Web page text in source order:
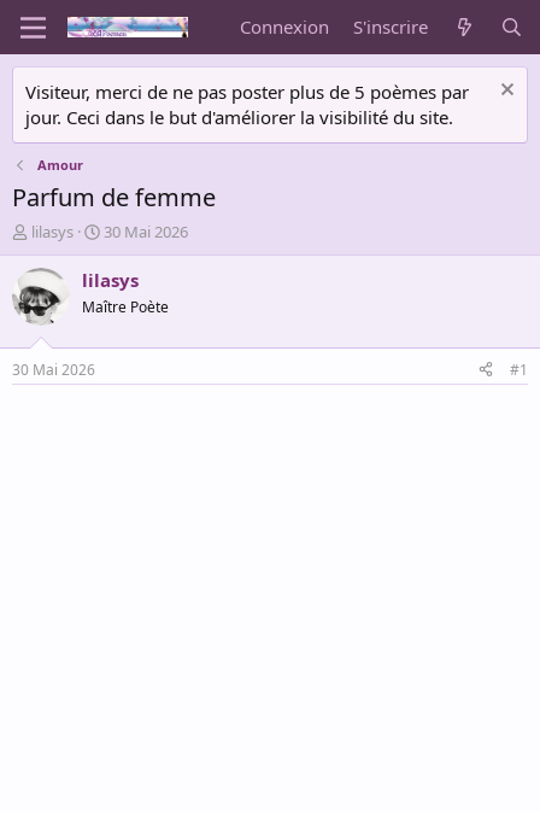
Connexion S'inscrire
Visiteur, merci de ne pas poster plus de 5 poèmes par
jour. Ceci dans le but d'améliorer la visibilité du site.
Amour
Parfum de femme
A
u
t
e
u
r
d
e
lilasys
D
a
t
e
d
é
30 Mai 2026
lilasys
Maître Poète
30 Mai 2026 #1